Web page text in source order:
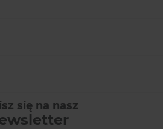
i wygląd biżuterii.
się na nasz